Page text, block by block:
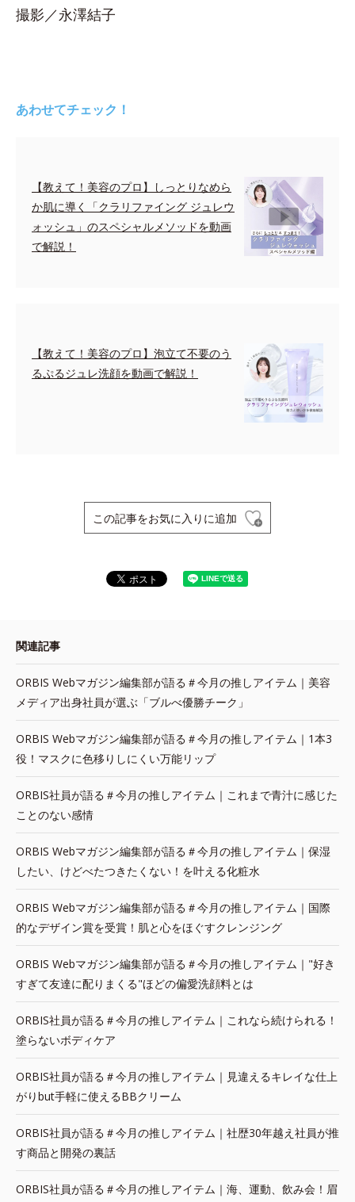
撮影／永澤結子
あわせてチェック！
【教えて！美容のプロ】しっとりなめら
か肌に導く「クラリファイング ジュレウ
ォッシュ」のスペシャルメソッドを動画
で解説！
【教えて！美容のプロ】泡立て不要のう
るぷるジュレ洗顔を動画で解説！
この記事をお気に入りに追加
関連記事
ORBIS Webマガジン編集部が語る＃今月の推しアイテム｜美容
メディア出身社員が選ぶ「ブルべ優勝チーク」
ORBIS Webマガジン編集部が語る＃今月の推しアイテム｜1本3
役！マスクに色移りしにくい万能リップ
ORBIS社員が語る＃今月の推しアイテム｜これまで青汁に感じた
ことのない感情
ORBIS Webマガジン編集部が語る＃今月の推しアイテム｜保湿
したい、けどべたつきたくない！を叶える化粧水
ORBIS Webマガジン編集部が語る＃今月の推しアイテム｜国際
的なデザイン賞を受賞！肌と心をほぐすクレンジング
ORBIS Webマガジン編集部が語る＃今月の推しアイテム｜"好き
すぎて友達に配りまくる"ほどの偏愛洗顔料とは
ORBIS社員が語る＃今月の推しアイテム｜これなら続けられる！
塗らないボディケア
ORBIS社員が語る＃今月の推しアイテム｜見違えるキレイな仕上
がりbut手軽に使えるBBクリーム
ORBIS社員が語る＃今月の推しアイテム｜社歴30年越え社員が推
す商品と開発の裏話
ORBIS社員が語る＃今月の推しアイテム｜海、運動、飲み会！眉